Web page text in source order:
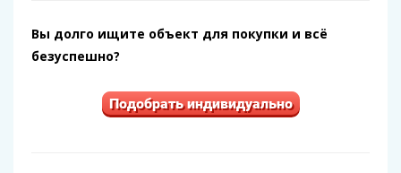
Вы долго ищите объект для покупки и всё
безуспешно?